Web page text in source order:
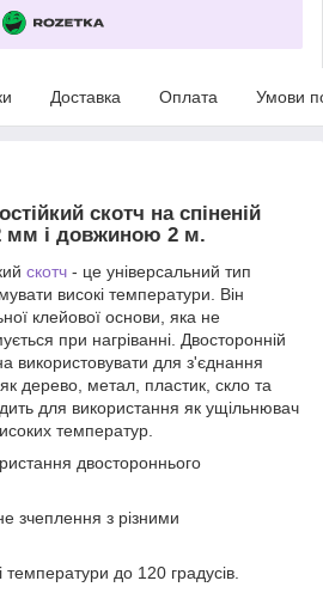
Доставка Оплата Умови
скотч на спіненій
мм і довжиною 2 м.
скотч - це універсальний тип
високі температури. Він
клейової основи, яка не
при нагріванні. Двосторонній
використовувати для з'єднання
як дерево, метал, пластик, скло та
для використання як ущільнювач
температур.
двостороннього
зчеплення з різними
температури до 120 градусів.